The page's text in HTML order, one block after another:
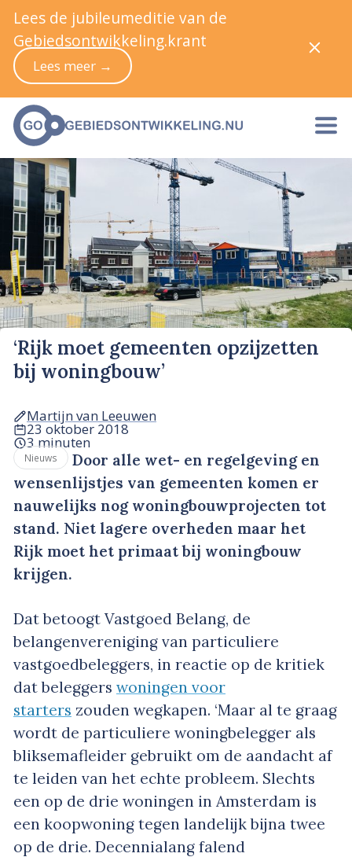
‘Rijk moet gemeenten opzijzetten
bij woningbouw’
Martijn van Leeuwen
23 oktober 2018
3 minuten
Nieuws
Door alle wet- en regelgeving en
wensenlijstjes van gemeenten komen er
nauwelijks nog woningbouwprojecten tot
stand. Niet lagere overheden maar het
Rijk moet het primaat bij woningbouw
krijgen.
Dat betoogt Vastgoed Belang, de
belangenvereniging van particuliere
vastgoedbeleggers, in reactie op de kritiek
dat beleggers woningen voor
starters zouden wegkapen. ‘Maar al te graag
wordt de particuliere woningbelegger als
bliksemafleider gebruikt om de aandacht af
te leiden van het echte probleem. Slechts
een op de drie woningen in Amsterdam is
een koopwoning tegen landelijk bijna twee
op de drie. Decennialang falend
Lees de jubileumeditie van de
Gebiedsontwikkeling.krant
Lees meer →